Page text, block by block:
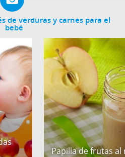
de verduras y carnes para el
bebé
Papilla de frutas al